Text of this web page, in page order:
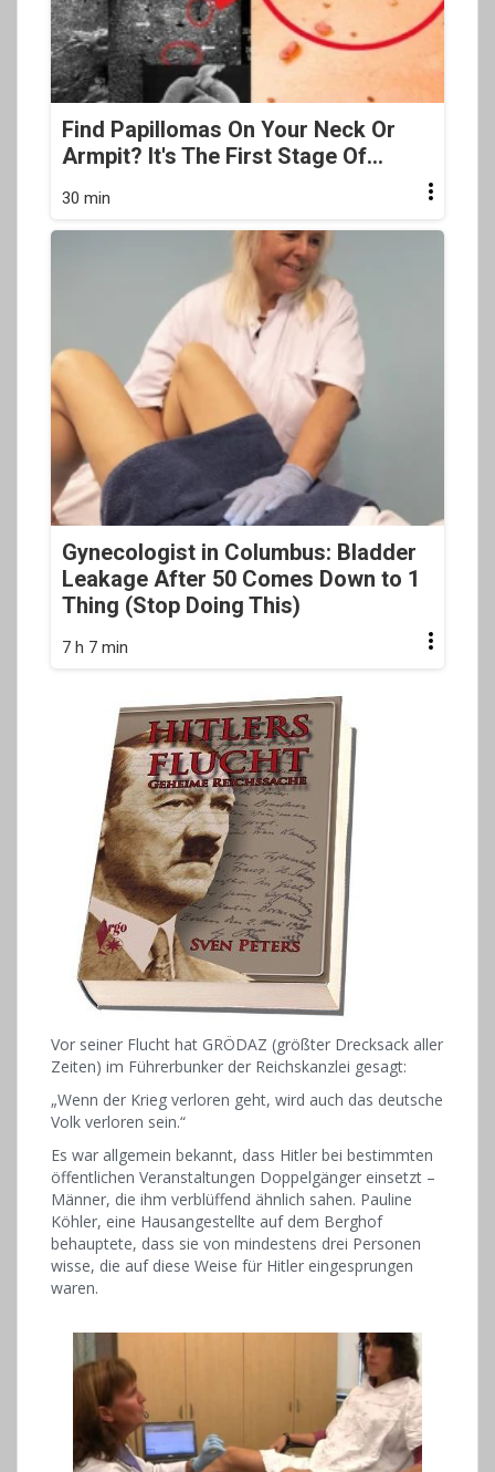
Find Papillomas On Your Neck Or
Armpit? It's The First Stage Of...
30 min
Gynecologist in Columbus: Bladder
Leakage After 50 Comes Down to 1
Thing (Stop Doing This)
7 h 7 min
Vor seiner Flucht hat GRÖDAZ (größter Drecksack aller
Zeiten) im Führerbunker der Reichskanzlei gesagt:
„Wenn der Krieg verloren geht, wird auch das deutsche
Volk verloren sein.“
Es war allgemein bekannt, dass Hitler bei bestimmten
öffentlichen Veranstaltungen Doppelgänger einsetzt –
Männer, die ihm verblüffend ähnlich sahen. Pauline
Köhler, eine Hausangestellte auf dem Berghof
behauptete, dass sie von mindestens drei Personen
wisse, die auf diese Weise für Hitler eingesprungen
waren.